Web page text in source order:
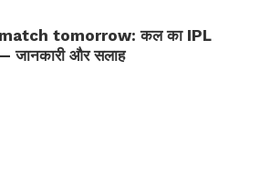
tomorrow: कल का IPL
जानकारी और सलाह